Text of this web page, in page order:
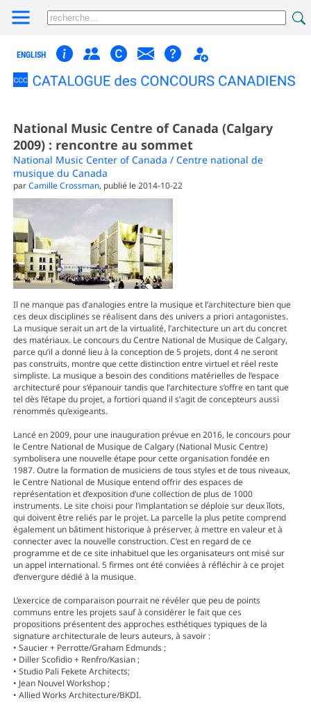
ENGLISH
National Music Centre of Canada (Calgary
2009) : rencontre au sommet
National Music Center of Canada / Centre national de
musique du Canada
parCamille Crossman, publié le 2014-10-22
Il ne manque pas d’analogies entre la musique et l’architecture bien que
ces deux disciplines se réalisent dans des univers a priori antagonistes.
La musique serait un art de la virtualité, l’architecture un art du concret
des matériaux. Le concours du Centre National de Musique de Calgary,
parce qu’il a donné lieu à la conception de 5 projets, dont 4 ne seront
pas construits, montre que cette distinction entre virtuel et réel reste
simpliste. La musique a besoin des conditions matérielles de l’espace
architecturé pour s’épanouir tandis que l’architecture s’offre en tant que
tel dès l’étape du projet, a fortiori quand il s’agit de concepteurs aussi
renommés qu’exigeants.
Lancé en 2009, pour une inauguration prévue en 2016, le concours pour
le Centre National de Musique de Calgary (National Music Centre)
symbolisera une nouvelle étape pour cette organisation fondée en
1987. Outre la formation de musiciens de tous styles et de tous niveaux,
le Centre National de Musique entend offrir des espaces de
représentation et d’exposition d’une collection de plus de 1000
instruments. Le site choisi pour l’implantation se déploie sur deux îlots,
qui doivent être reliés par le projet. La parcelle la plus petite comprend
également un bâtiment historique à préserver, à mettre en valeur et à
connecter avec la nouvelle construction. C’est en regard de ce
programme et de ce site inhabituel que les organisateurs ont misé sur
un appel international. 5 firmes ont été conviées à réfléchir à ce projet
d’envergure dédié à la musique.
L’exercice de comparaison pourrait ne révéler que peu de points
communs entre les projets sauf à considérer le fait que ces
propositions présentent des approches esthétiques typiques de la
signature architecturale de leurs auteurs, à savoir :
• Saucier + Perrotte/Graham Edmunds ;
• Diller Scofidio + Renfro/Kasian ;
• Studio Pali Fekete Architects;
• Jean Nouvel Workshop ;
• Allied Works Architecture/BKDI.